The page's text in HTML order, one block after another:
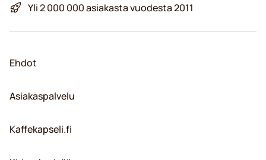
Yli 2 000 000 asiakasta vuodesta 2011
Ehdot
Asiakaspalvelu
Kaffekapseli.fi